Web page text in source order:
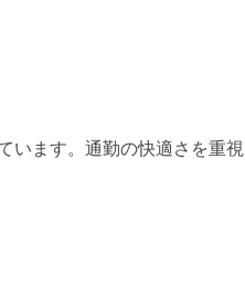
います。通勤の快適さを重視